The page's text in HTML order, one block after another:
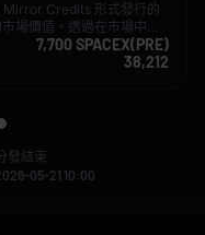
Mirror Credits 形式發行的
場價值。透過在市場中獲
或與目標公司公允市場價
7,700 SPACEX(PRE)
38,212
發結束
05-21 10:00